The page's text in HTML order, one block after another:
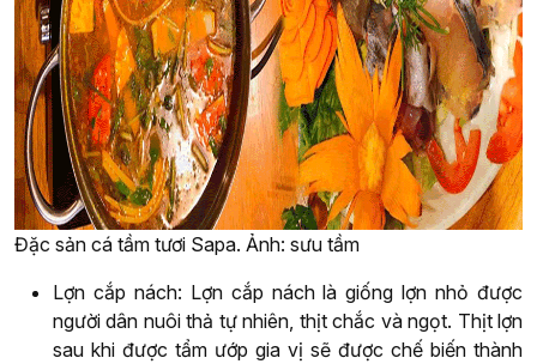
Đặc sản cá tầm tươi Sapa. Ảnh: sưu tầm
Lợn cắp nách: Lợn cắp nách là giống lợn nhỏ được
người dân nuôi thả tự nhiên, thịt chắc và ngọt. Thịt lợn
sau khi được tẩm ướp gia vị sẽ được chế biến thành